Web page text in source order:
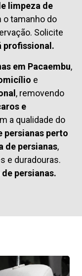
limpeza de
o tamanho do
Solicite
profissional.
em Pacaembu,
e
, removendo
e
a qualidade do
persianas perto
de persianas,
e duradouras.
persianas.